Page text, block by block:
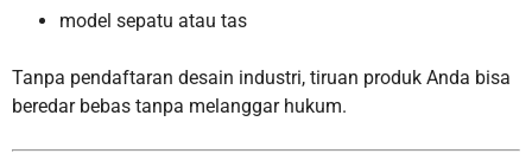
model sepatu atau tas
Tanpa pendaftaran desain industri, tiruan produk Anda bisa
beredar bebas tanpa melanggar hukum.